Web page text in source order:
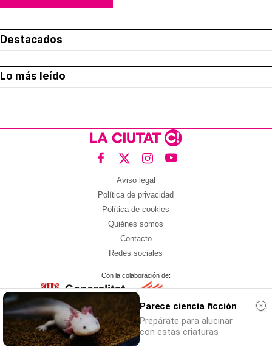
Destacados
Lo más leído
Aviso legal
Política de privacidad
Política de cookies
Quiénes somos
Contacto
Redes sociales
Con la colaboración de:
Parece ciencia ficción
Prepárate para alucinar
con estas criaturas